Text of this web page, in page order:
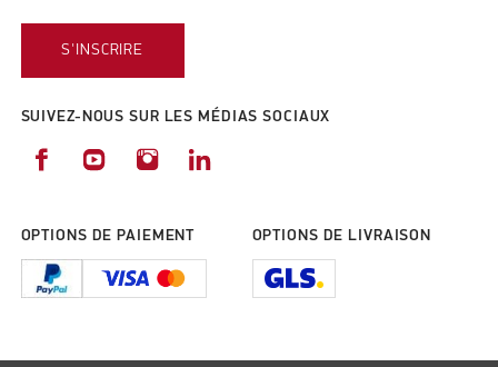
S'INSCRIRE
SUIVEZ-NOUS SUR LES MÉDIAS SOCIAUX
OPTIONS DE PAIEMENT OPTIONS DE LIVRAISON